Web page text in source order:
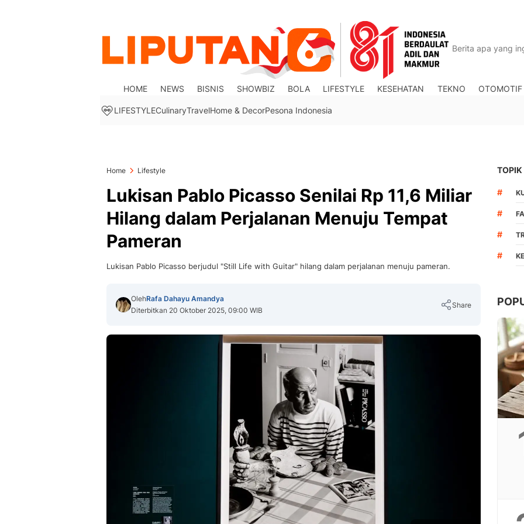
HOME NEWS BISNIS SHOWBIZ BOLA LIFESTYLE KESEHATAN TEKNO OTOMOTIF
LIFESTYLECulinaryTravelHome & DecorPesona Indonesia
Home Lifestyle
Lukisan Pablo Picasso Senilai Rp 11,6 Miliar
Hilang dalam Perjalanan Menuju Tempat
Pameran
Lukisan Pablo Picasso berjudul "Still Life with Guitar" hilang dalam perjalanan menuju pameran.
OlehRafa Dahayu Amandya
Diterbitkan 20 Oktober 2025, 09:00 WIB
Share
TOPIK
#
#
#
#